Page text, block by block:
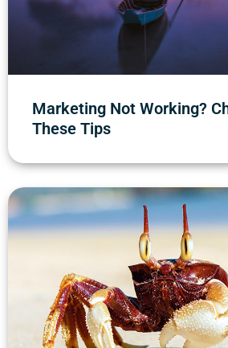
Marketing Not Working?
These Tips